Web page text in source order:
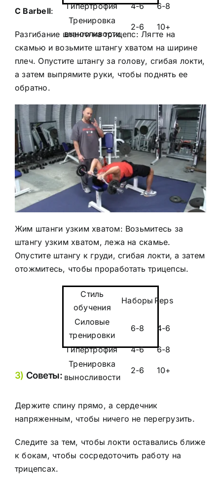
Гипертрофия 4-6
6-8
Тренировка
выносливости
2-6 10+
С Barbell:
Разгибание штанги на трицепс: Лягте на
скамью и возьмите штангу хватом на ширине
плеч. Опустите штангу за голову, сгибая локти,
а затем выпрямите руки, чтобы поднять ее
обратно.
Жим штанги узким хватом: Возьмитесь за
штангу узким хватом, лежа на скамье.
Опустите штангу к груди, сгибая локти, а затем
отожмитесь, чтобы проработать трицепсы.
Стиль
обучения
Наборы Reps
Силовые
тренировки
6-8 4-6
Гипертрофия 4-6
6-8
Тренировка
выносливости
2-6 10+
3) Советы:
Держите спину прямо, а сердечник
напряженным, чтобы ничего не перегрузить.
Следите за тем, чтобы локти оставались ближе
к бокам, чтобы сосредоточить работу на
трицепсах.